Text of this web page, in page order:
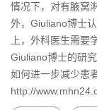
情况下，对有腋窝
外，Giuliano博士
上，外科医生需要
Giuliano博士的研
如何进一步减少患
http://